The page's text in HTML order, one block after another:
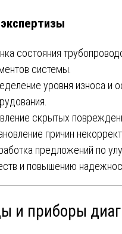
состояния
системы.
уровня износа и
скрытых
причин
предложений по
и повышению
и приборы